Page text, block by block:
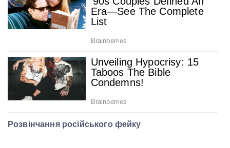
Розвінчання російського фейку